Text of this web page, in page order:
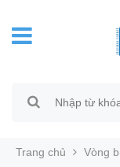
Trang chủ Vòng